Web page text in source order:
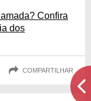
Confira
dos
COMPARTILHAR